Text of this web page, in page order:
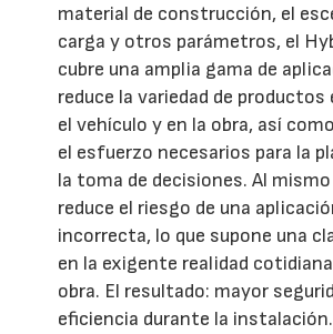
material de construcción, el
carga y otros parámetros, el
cubre una amplia gama de
reduce la variedad de
el vehículo y en la obra, así
el esfuerzo necesarios para la
la toma de decisiones. Al
reduce el riesgo de una
incorrecta, lo que supone una
en la exigente realidad
obra. El resultado: mayor
eficiencia durante la instalación.